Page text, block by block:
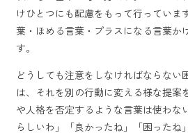
けひとつにも配慮をもって行っていま
葉・ほめる言葉・プラスになる言葉か
す。
どうしても注意をしなければならない
は、それを別の行動に変える様な提案
や人格を否定するような言葉は使わな
らしいわ」「良かったね」「困ったね